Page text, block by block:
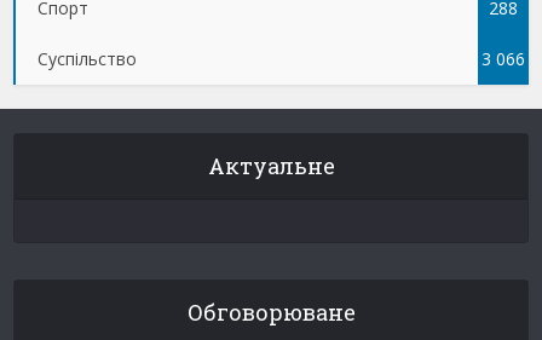
Спорт 288
Суспільство 3 066
Актуальне
Обговорюване